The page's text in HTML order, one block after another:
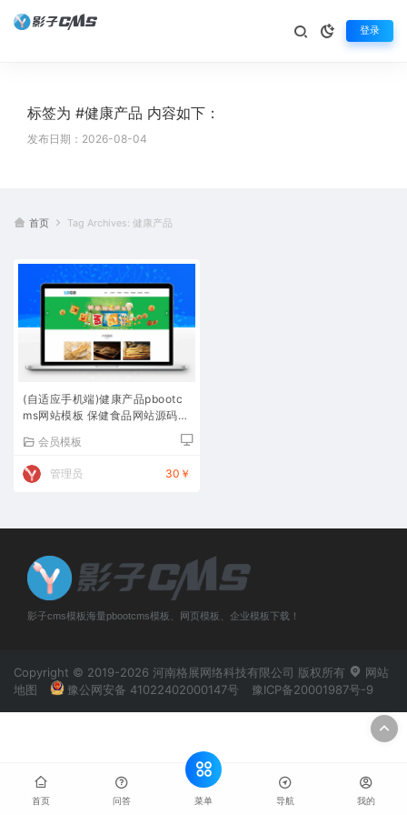
登录
标签为 #健康产品 内容如下：
发布日期：2026-08-04
首页 Tag Archives: 健康产品
(自适应手机端)健康产品pbootc
ms网站模板 保健食品网站源码下
会员模板
管理员 30￥
影子cms模板海量pbootcms模板、网页模板、企业模板下载！
Copyright © 2019-2026 河南格展网络科技有限公司 版权所有
网站
地图
豫公网安备 41022402000147号 豫ICP备20001987号-9
首页 问答 菜单 导航 我的